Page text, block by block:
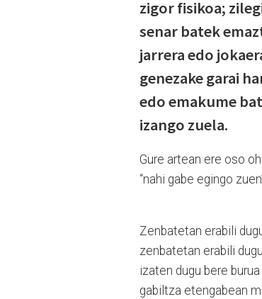
zigor fisikoa;
senar batek
jarrera edo
genezake garai
edo emakume
izango zuela.
Gure artean ere oso
“nahi gabe egingo
Zenbatetan erabili
zenbatetan erabili
izaten dugu bere
gabiltza etengabean